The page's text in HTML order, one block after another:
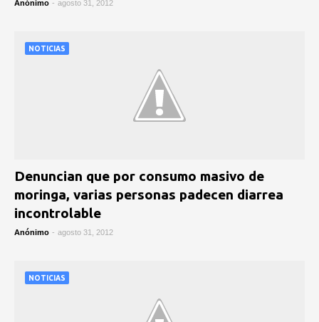
Anónimo - agosto 31, 2012
NOTICIAS
Denuncian que por consumo masivo de
moringa, varias personas padecen diarrea
incontrolable
Anónimo - agosto 31, 2012
NOTICIAS